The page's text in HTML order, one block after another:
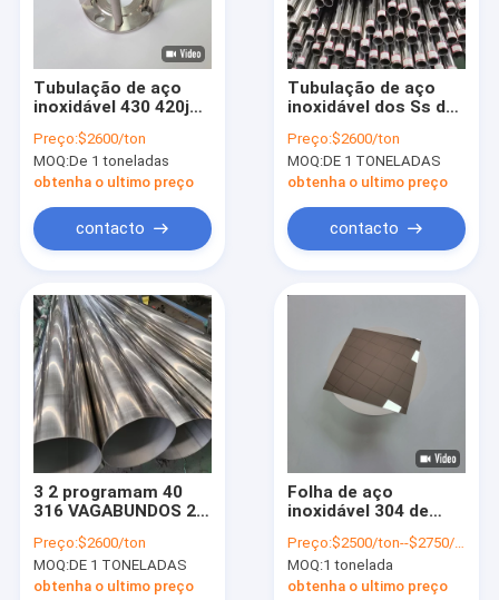
Produtos
Vídeos
Visita à fábrica
Controle de qualidade
Solicite um orçamento
tubulação 316l de aço inoxidável
tubulação 304 de aço inoxidável
tubulação soldada de aço inoxidável
os ss sem emenda conduzem
Folha de metal de aço inoxidável
Tubulação de aço
inoxidável 430 420j2
linha fina 316L do
cetim do RUÍDO 904L
Preço:$2600/ton
MOQ:De 1 toneladas
obtenha o ultimo preço
contacto
Tubulação de aço
inoxidável dos Ss do
espelho de Astm 2b
No.4 dos tubos
capilares de Aisi 304l
Preço:$2600/ton
MOQ:DE 1 TONELADAS
obtenha o ultimo preço
contacto
3 2 programam 40
316 VAGABUNDOS 2B
aço inoxidável da
tubulação 12mm
13mm 14mm 15mm
Preço:$2600/ton
MOQ:DE 1 TONELADAS
obtenha o ultimo preço
Folha de aço
inoxidável 304 de
acabamento 0,3 mm
com excelente
formabilidade
Preço:$2500/ton--$2750/ton
MOQ:1 tonelada
obtenha o ultimo preço